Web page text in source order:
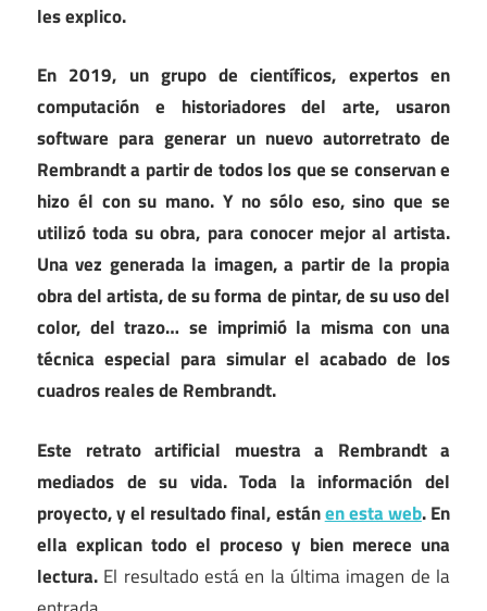
les explico.
En 2019, un grupo de científicos, expertos en
computación e historiadores del arte, usaron
software para generar un nuevo autorretrato de
Rembrandt a partir de todos los que se conservan e
hizo él con su mano. Y no sólo eso, sino que se
utilizó toda su obra, para conocer mejor al artista.
Una vez generada la imagen, a partir de la propia
obra del artista, de su forma de pintar, de su uso del
color, del trazo… se imprimió la misma con una
técnica especial para simular el acabado de los
cuadros reales de Rembrandt.
Este retrato artificial muestra a Rembrandt a
mediados de su vida. Toda la información del
proyecto, y el resultado final, estánen esta web. En
ella explican todo el proceso y bien merece una
lectura. El resultado está en la última imagen de la